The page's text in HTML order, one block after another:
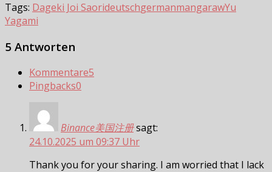
Tags: Dageki Joi SaorideutschgermanmangarawYu
Yagami
5 Antworten
Kommentare5
Pingbacks0
Binance美国注册sagt:
24.10.2025 um 09:37 Uhr
Thank you for your sharing. I am worried that I lack